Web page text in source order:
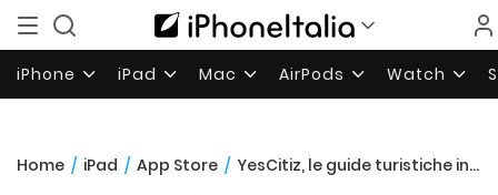
iPhone iPad Mac AirPods Watch
Home / iPad / App Store / YesCitiz, le guide turistiche in 3D su iPad